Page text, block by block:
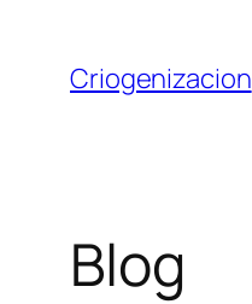
contenido
Criogenizacion
Blog